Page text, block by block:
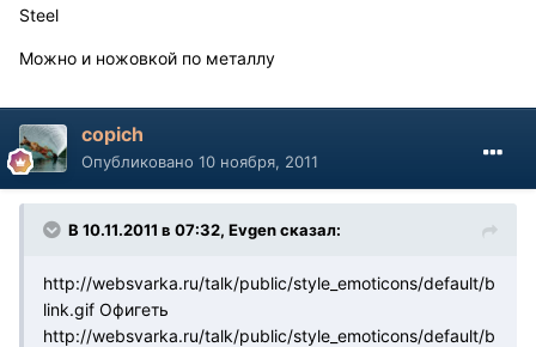
Steel
Можно и ножовкой по металлу
copich
Опубликовано 10 ноября, 2011
В 10.11.2011 в 07:32, Evgen сказал:
http://websvarka.ru/talk/public/style_emoticons/default/b
link.gif Офигеть
http://websvarka.ru/talk/public/style_emoticons/default/b